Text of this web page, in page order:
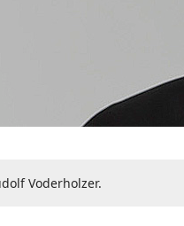
Voderholzer.